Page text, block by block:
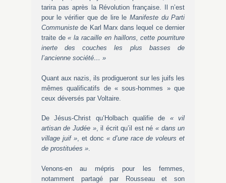
tarira pas après la Révolution française. Il n’est
pour le vérifier que de lire le Manifeste du Parti
Communistede Karl Marx dans lequel ce dernier
traite de« la racaille en haillons, cette pourriture
inerte des couches les plus basses de
l’ancienne société… »
Quant aux nazis, ils prodigueront sur les juifs les
mêmes qualificatifs de « sous-hommes » que
ceux déversés par Voltaire.
De Jésus-Christ qu’Holbach qualifie de « vil
artisan de Judée », il écrit qu’il est né « dans un
village juif », et donc « d’une race de voleurs et
de prostituées ».
Venons-en au mépris pour les femmes,
notamment partagé par Rousseau et son